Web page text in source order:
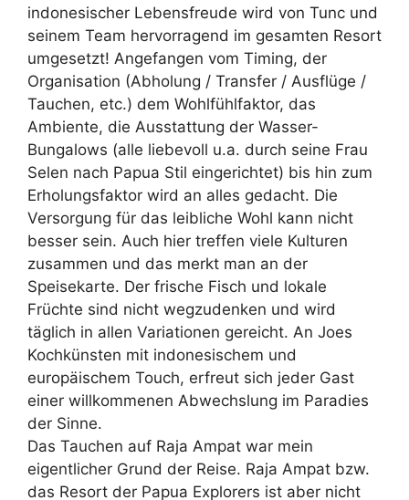
indonesischer Lebensfreude wird von Tunc und
seinem Team hervorragend im gesamten Resort
umgesetzt! Angefangen vom Timing, der
Organisation (Abholung / Transfer / Ausflüge /
Tauchen, etc.) dem Wohlfühlfaktor, das
Ambiente, die Ausstattung der Wasser-
Bungalows (alle liebevoll u.a. durch seine Frau
Selen nach Papua Stil eingerichtet) bis hin zum
Erholungsfaktor wird an alles gedacht. Die
Versorgung für das leibliche Wohl kann nicht
besser sein. Auch hier treffen viele Kulturen
zusammen und das merkt man an der
Speisekarte. Der frische Fisch und lokale
Früchte sind nicht wegzudenken und wird
täglich in allen Variationen gereicht. An Joes
Kochkünsten mit indonesischem und
europäischem Touch, erfreut sich jeder Gast
einer willkommenen Abwechslung im Paradies
der Sinne.
Das Tauchen auf Raja Ampat war mein
eigentlicher Grund der Reise. Raja Ampat bzw.
das Resort der Papua Explorers ist aber nicht